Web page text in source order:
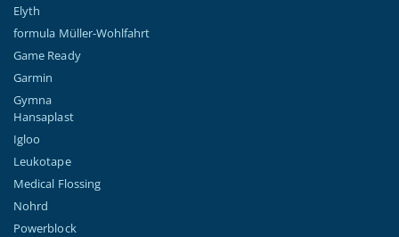
Elyth
formula Müller-Wohlfahrt
Game Ready
Garmin
Gymna
Hansaplast
Igloo
Leukotape
Medical Flossing
Nohrd
Powerblock